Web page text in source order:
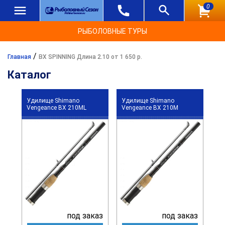
0
РЫБОЛОВНЫЕ ТУРЫ
Главная / BX SPINNING Длина 2.10 от 1 650 р.
Каталог
Удилище Shimano
Vengeance BX 210ML
под заказ
Удилище Shimano
Vengeance BX 210M
под заказ